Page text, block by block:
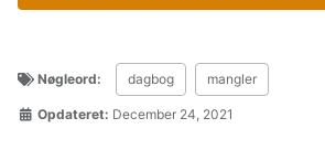
Nøgleord: dagbog mangler
Opdateret: December 24, 2021